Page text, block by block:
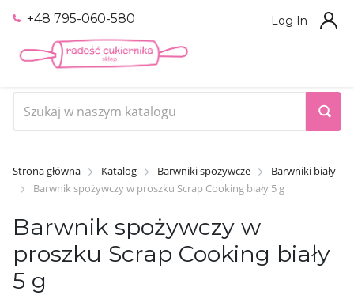
+48 795-060-580 Log In
Strona główna Katalog Barwniki spożywcze
Barwniki biały
Barwnik spożywczy w proszku Scrap Cooking biały 5 g
Barwnik spożywczy w
proszku Scrap Cooking biały
5 g